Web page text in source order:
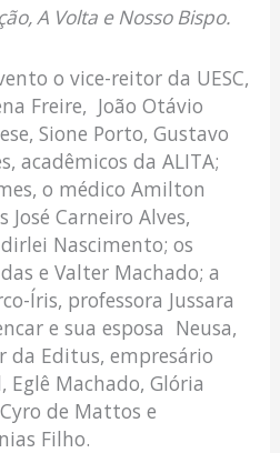
A Volta e Nosso Bispo.
o vice-reitor da UESC,
Freire, João Otávio
Sione Porto, Gustavo
acadêmicos da ALITA;
o médico Amilton
José Carneiro Alves,
Nascimento; os
e Valter Machado; a
Íris, professora Jussara
e sua esposa Neusa,
da Editus, empresário
Machado, Glória
de Mattos e
Filho.